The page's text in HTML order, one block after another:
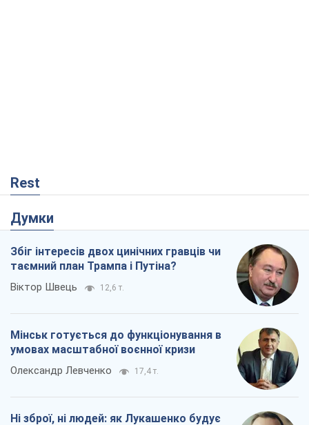
Rest
Думки
Збіг інтересів двох цинічних гравців чи
таємний план Трампа і Путіна?
Віктор Швець 12,6 т.
Мінськ готується до функціонування в
умовах масштабної воєнної кризи
Олександр Левченко 17,4 т.
Ні зброї, ні людей: як Лукашенко будує